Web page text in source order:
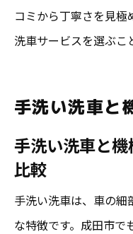
コミから丁寧さを見
洗車サービスを選ぶこ
手洗い洗車と
手洗い洗車と
比較
手洗い洗車は、車の細
な特徴です。成田市で